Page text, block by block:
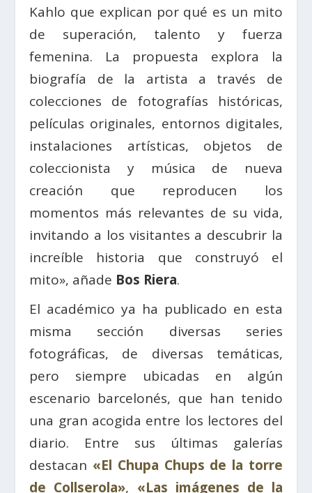
Kahlo que explican por qué es un mito
de superación, talento y fuerza
femenina. La propuesta explora la
biografía de la artista a través de
colecciones de fotografías históricas,
películas originales, entornos digitales,
instalaciones artísticas, objetos de
coleccionista y música de nueva
creación que reproducen los
momentos más relevantes de su vida,
invitando a los visitantes a descubrir la
increíble historia que construyó el
mito», añade Bos Riera.
El académico ya ha publicado en esta
misma sección diversas series
fotográficas, de diversas temáticas,
pero siempre ubicadas en algún
escenario barcelonés, que han tenido
una gran acogida entre los lectores del
diario. Entre sus últimas galerías
destacan «El Chupa Chups de la torre
de Collserola», «Las imágenes de la